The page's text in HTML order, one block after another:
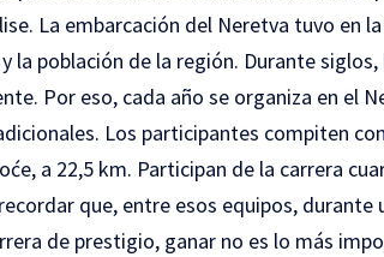
La embarcación del Neretva tuvo en
la población de la región. Durante
Por eso, cada año se organiza en el
Los participantes compiten
a 22,5 km. Participan de la carrera
que, entre esos equipos, durante
de prestigio, ganar no es lo más